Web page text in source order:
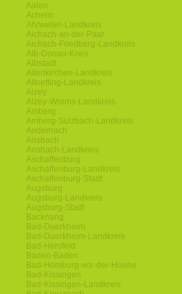
Aalen
Achern
Ahrweiler-Landkreis
Aichach-an-der-Paar
Aichach-Friedberg-Landkreis
Alb-Donau-Kreis
Albstadt
Altenkirchen-Landkreis
Altoetting-Landkreis
Alzey
Alzey-Worms-Landkreis
Amberg
Amberg-Sulzbach-Landkreis
Andernach
Ansbach
Ansbach-Landkreis
Aschaffenburg
Aschaffenburg-Landkreis
Aschaffenburg-Stadt
Augsburg
Augsburg-Landkreis
Augsburg-Stadt
Backnang
Bad-Duerkheim
Bad-Duerkheim-Landkreis
Bad-Hersfeld
Baden-Baden
Bad-Homburg-vor-der-Hoehe
Bad-Kissingen
Bad-Kissingen-Landkreis